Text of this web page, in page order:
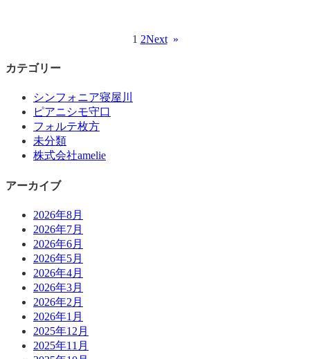
1 2Next »
カテゴリー
シンフォニア寝屋川
ピアニシモ守口
フォルテ枚方
未分類
株式会社amelie
アーカイブ
2026年8月
2026年7月
2026年6月
2026年5月
2026年4月
2026年3月
2026年2月
2026年1月
2025年12月
2025年11月